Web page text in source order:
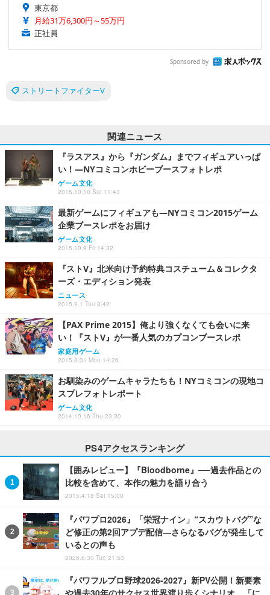
東京都
月給31万6,300円～55万円
正社員
Sponsored by
ストリートファイターV
関連ニュース
『ラスアス』から『ガンダム』までフィギュアいっぱ
い！―NYコミコンホビーブースフォトレポ
ゲーム文化
2015.10.10 Sat 11:43
最新ゲームにフィギュアも―NYコミコン2015ゲーム
企業ブースレポをお届け
ゲーム文化
2015.10.9 Fri 14:32
『ストV』北米向け予約特典コスチューム＆コレクタ
ーズ・エディション発表
ニュース
2015.9.1 Tue 8:42
【PAX Prime 2015】俺より強くなくても会いに来
い！『ストV』が一番人気のカプコンブースレポ
家庭用ゲーム
2015.8.31 Mon 14:26
お馴染みのゲームキャラたちも！NYコミコンの現地コ
スプレフォトレポート
ゲーム文化
2014.10.16 Thu 23:30
PS4アクセスランキング
【囲みレビュー】『Bloodborne』──過去作品との
比較を含めて、本作の魅力を語り合う
2015.4.18 Sat 15:00
『パワプロ2026』「栄冠ナイン」“スカウトバグ”な
ど修正の第2回アプデ配信―さらなるバグが発生して
いるとの声も
2026.6.30 Tue 21:53
『パワフルプロ野球2026-2027』新PV公開！新要素
や過去30年のサクセス世界渡り歩くシナリオ、「に